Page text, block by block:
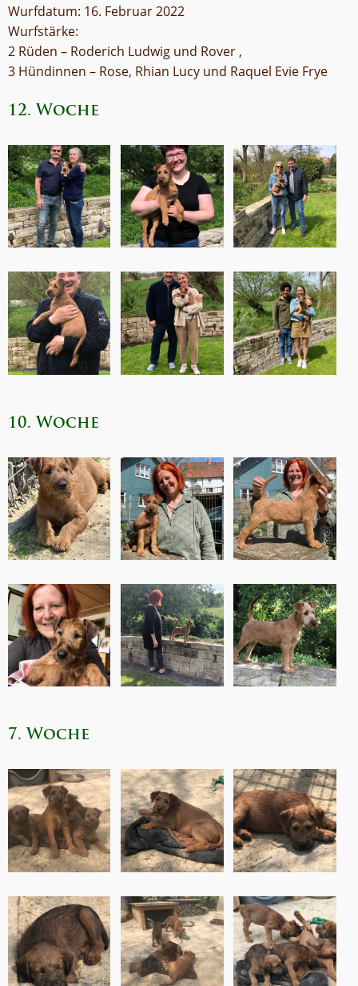
Wurfdatum: 16. Februar 2022
Wurfstärke:
2 Rüden – Roderich Ludwig und Rover ,
3 Hündinnen – Rose, Rhian Lucy und Raquel Evie Frye
12. Woche
10. Woche
7. Woche